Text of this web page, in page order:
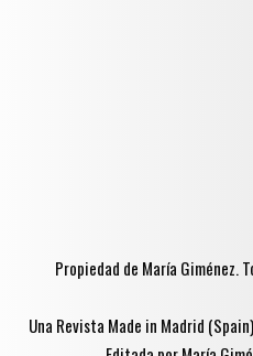
Propiedad de María Giménez.
Una Revista Made in Madrid